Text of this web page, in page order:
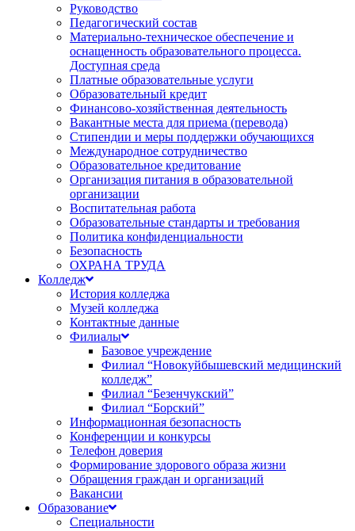
Руководство
Педагогический состав
Материально-техническое обеспечение и
оснащенность образовательного процесса.
Доступная среда
Платные образовательные услуги
Образовательный кредит
Финансово-хозяйственная деятельность
Вакантные места для приема (перевода)
Стипендии и меры поддержки обучающихся
Международное сотрудничество
Образовательное кредитование
Организация питания в образовательной
организации
Воспитательная работа
Образовательные стандарты и требования
Политика конфиденциальности
Безопасность
ОХРАНА ТРУДА
Колледж
История колледжа
Музей колледжа
Контактные данные
Филиалы
Базовое учреждение
Филиал “Новокуйбышевский медицинский
колледж”
Филиал “Безенчукский”
Филиал “Борский”
Информационная безопасность
Конференции и конкурсы
Телефон доверия
Формирование здорового образа жизни
Обращения граждан и организаций
Вакансии
Образование
Специальности